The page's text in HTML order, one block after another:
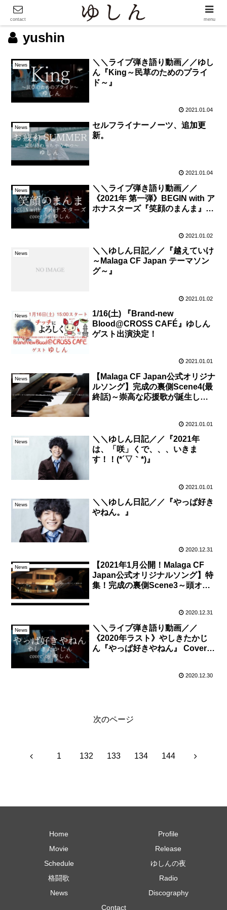
yushin
News
＼＼ライブ弾き語り動画／／ゆし
ん『King～民草のためのプライ
ド～』
2021.01.04
News
セルフライナーノーツ、追加更
新。
2021.01.04
News
＼＼ライブ弾き語り動画／／
《2021年 第一弾》BEGIN with ア
ホナスターズ『笑顔のまんま』
2021.01.02
News
＼＼ゆしん日記／／『越えていけ
～Malaga CF Japan テーマソン
グ～』
2021.01.02
News
1/16(土) 『Brand-new
Blood@CROSS CAFÉ』ゆしん
ゲスト出演決定！
2021.01.01
News
【Malaga CF Japan公式オリジナ
ルソング】完成の裏側Scene4(最
終話)～崇高な応援歌が誕生した
2021.01.01
News
＼＼ゆしん日記／／『2021年
は、「咲」くで、、、いきま
す！！(*´▽｀*)』
2021.01.01
News
＼＼ゆしん日記／／『やっぱ好き
やねん。』
2020.12.31
News
【2021年1月公開！Malaga CF
Japan公式オリジナルソング】特
集！完成の裏側Scene3～頭オカ
2020.12.31
News
＼＼ライブ弾き語り動画／／
《2020年ラスト》やしきたかじ
ん『やっぱ好きやねん』 Cover
2020.12.30
次のページ
前 1 132 133 134 144 次
Home
Profile
Movie
Release
Schedule
ゆしんの夜
格闘歌
Radio
News
Discography
Contact
contact menu